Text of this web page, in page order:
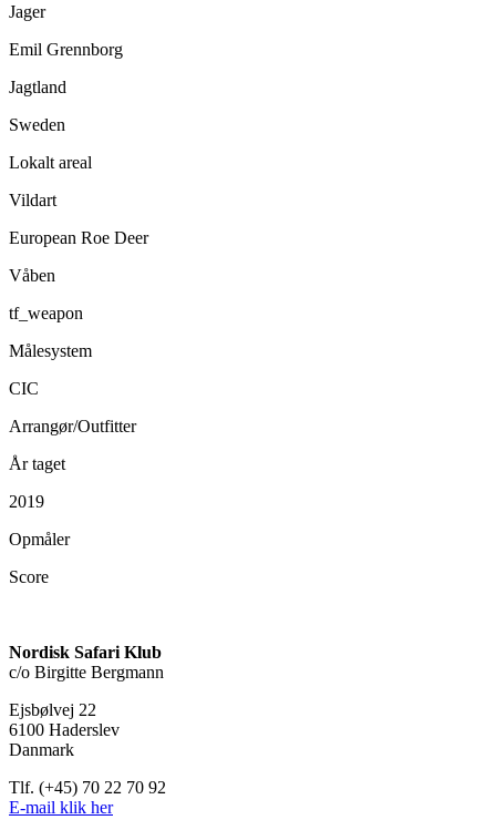
Jager
Emil Grennborg
Jagtland
Sweden
Lokalt areal
Vildart
European Roe Deer
Våben
tf_weapon
Målesystem
CIC
Arrangør/Outfitter
År taget
2019
Opmåler
Score
Nordisk Safari Klub
c/o Birgitte Bergmann
Ejsbølvej 22
6100 Haderslev
Danmark
Tlf. (+45) 70 22 70 92
E-mail klik her